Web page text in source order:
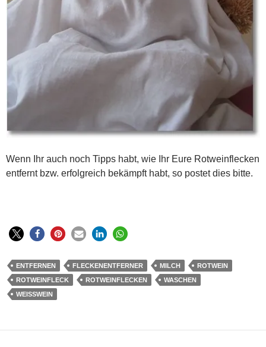
Wenn Ihr auch noch Tipps habt, wie Ihr Eure Rotweinflecken
entfernt bzw. erfolgreich bekämpft habt, so postet dies bitte.
ENTFERNEN FLECKENENTFERNER MILCH
ROTWEIN
ROTWEINFLECK
ROTWEINFLECKEN
WASCHEN
WEISSWEIN